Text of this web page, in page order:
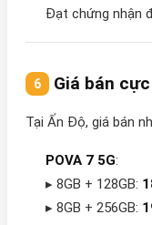
Đạt chứng nhận
Giá bán
Tại Ấn Độ, giá bán
POVA 7 5G:
▸ 8GB + 128GB:
▸ 8GB + 256GB: